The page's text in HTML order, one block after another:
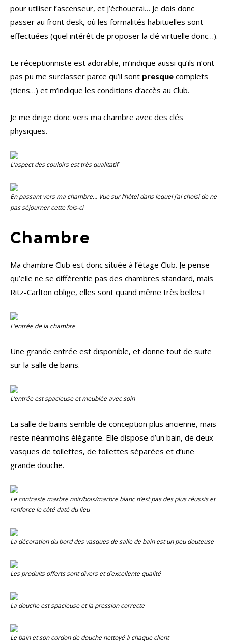
pour utiliser l’ascenseur, et j’échouerai… Je dois donc
passer au front desk, où les formalités habituelles sont
effectuées (quel intérêt de proposer la clé virtuelle donc…).
Le réceptionniste est adorable, m’indique aussi qu’ils n’ont
pas pu me surclasser parce qu’il sont presque complets
(tiens…) et m’indique les conditions d’accès au Club.
Je me dirige donc vers ma chambre avec des clés
physiques.
L’aspect des couloirs est très qualitatif
En passant vers ma chambre… Vue sur l’hôtel dans lequel j’ai choisi de ne
pas séjourner cette fois-ci
Chambre
Ma chambre Club est donc située à l’étage Club. Je pense
qu’elle ne se différentie pas des chambres standard, mais
Ritz-Carlton oblige, elles sont quand même très belles !
L’entrée de la chambre
Une grande entrée est disponible, et donne tout de suite
sur la salle de bains.
L’entrée est spacieuse et meublée avec soin
La salle de bains semble de conception plus ancienne, mais
reste néanmoins élégante. Elle dispose d’un bain, de deux
vasques de toilettes, de toilettes séparées et d’une
grande douche.
Le contraste marbre noir/bois/marbre blanc n’est pas des plus réussis et
renforce le côté daté du lieu
La décoration du bord des vasques de salle de bain est un peu douteuse
Les produits offerts sont divers et d’excellente qualité
La douche est spacieuse et la pression correcte
Le bain et son cordon de douche nettoyé à chaque client